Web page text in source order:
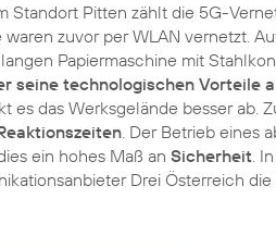
Standort Pitten zählt die 5G-
waren zuvor per WLAN vernetzt.
Papiermaschine mit
seine technologischen Vorteile
es das Werksgelände besser ab.
. Der Betrieb eines
ein hohes Maß an Sicherheit.
Drei Österreich